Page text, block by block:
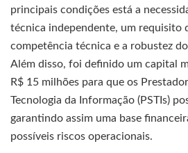
principais condições está a
técnica independente, um requisito
competência técnica e a robustez
Além disso, foi definido um capital
R$ 15 milhões para que os
Tecnologia da Informação (PSTIs)
garantindo assim uma base
possíveis riscos operacionais.